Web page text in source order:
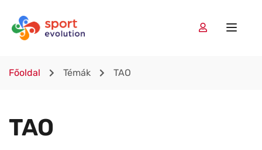
Főoldal Témák TAO
TAO